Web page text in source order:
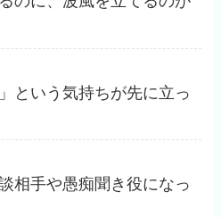
という気持ちが先に立っ
相手や愚痴聞き役になっ